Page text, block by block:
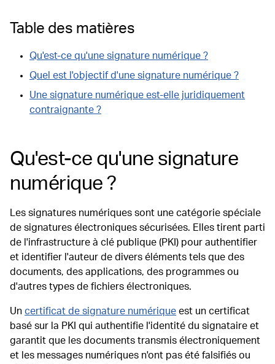
Table des matières
Qu'est-ce qu'une signature numérique ?
Quel est l'objectif d'une signature numérique ?
Une signature numérique est-elle juridiquement
contraignante ?
Qu'est-ce qu'une signature
numérique ?
Les signatures numériques sont une catégorie spéciale
de signatures électroniques sécurisées. Elles tirent parti
de l'infrastructure à clé publique (PKI) pour authentifier
et identifier l'auteur de divers éléments tels que des
documents, des applications, des programmes ou
d'autres types de fichiers électroniques.
Un certificat de signature numérique est un certificat
basé sur la PKI qui authentifie l'identité du signataire et
garantit que les documents transmis électroniquement
et les messages numériques n'ont pas été falsifiés ou